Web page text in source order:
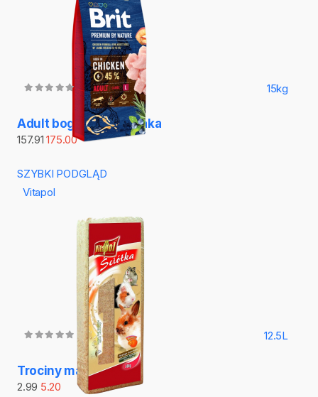
15kg
Adult bogaty w kurczaka
157.91 175.00
SZYBKI PODGLĄD
Vitapol
12.5L
Trociny małe
2.99 5.20